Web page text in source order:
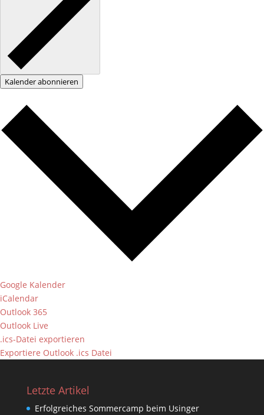
Kalender abonnieren
Google Kalender
iCalendar
Outlook 365
Outlook Live
.ics-Datei exportieren
Exportiere Outlook .ics Datei
Letzte Artikel
Erfolgreiches Sommercamp beim Usinger